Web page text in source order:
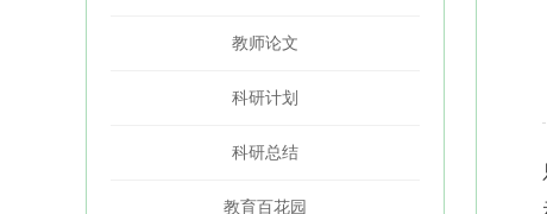
教师论文
科研计划
科研总结
教育百花园